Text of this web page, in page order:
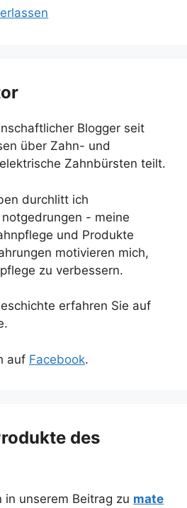
Blogger seit
über Zahn- und
Zahnbürsten teilt.
durchlitt ich
- meine
und Produkte
motivieren mich,
zu verbessern.
erfahren Sie auf
auf Facebook.
des
in unserem Beitrag zu mate